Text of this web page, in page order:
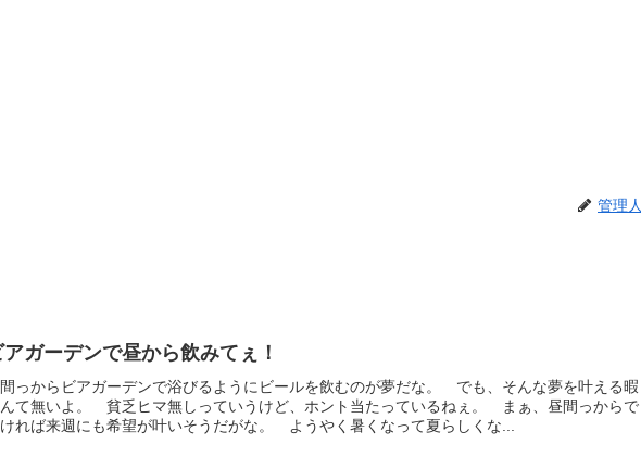
管理人
アガーデンで昼から飲みてぇ！
っからビアガーデンで浴びるようにビールを飲むのが夢だな。 でも、そんな夢を叶える暇
て無いよ。 貧乏ヒマ無しっていうけど、ホント当たっているねぇ。 まぁ、昼間っからで
れば来週にも希望が叶いそうだがな。 ようやく暑くなって夏らしくな...